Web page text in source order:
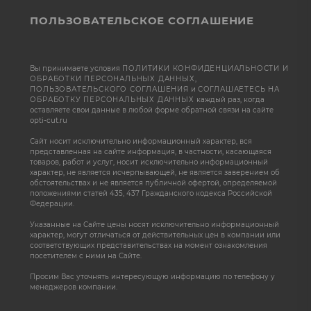
ПОЛЬЗОВАТЕЛЬСКОЕ СОГЛАШЕНИЕ
Вы принимаете условия ПОЛИТИКИ КОНФИДЕНЦИАЛЬНОСТИ И
ОБРАБОТКИ ПЕРСОНАЛЬНЫХ ДАННЫХ,
ПОЛЬЗОВАТЕЛЬСКОГО СОГЛАШЕНИЯ и СОГЛАШАЕТЕСЬ НА
ОБРАБОТКУ ПЕРСОНАЛЬНЫХ ДАННЫХ каждый раз, когда
оставляете свои данные в любой форме обратной связи на сайте
opti-cut.ru
Сайт носит исключительно информационный характер, вся
представленная на сайте информация, в частности, касающаяся
товаров, работ и услуг, носит исключительно информационный
характер, не является исчерпывающей, не является заверением об
обстоятельствах и не является публичной офертой, определяемой
положениями статей 435, 437 Гражданского кодекса Российской
Федерации.
Указанные на Сайте цены носят исключительно информационный
характер, могут отличаться от действительных цен в компании или
соответствующих представительствах на момент ознакомления
посетителем с ними на Сайте.
Просим Вас уточнять интересующую информацию по телефону у
менеджеров компании.